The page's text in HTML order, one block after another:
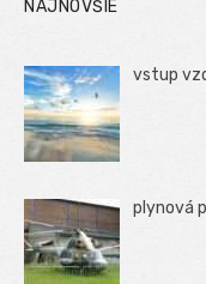
NAJNOVŠIE
vstup
plynová